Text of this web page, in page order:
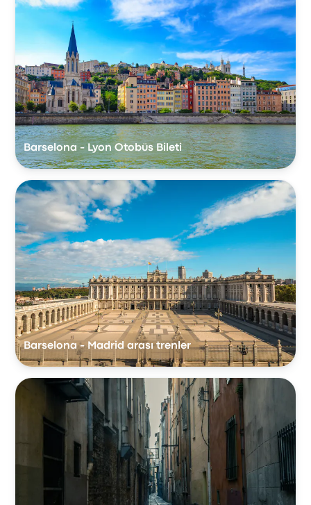
Barselona - Lyon Otobüs Bileti
Barselona - Madrid arası trenler